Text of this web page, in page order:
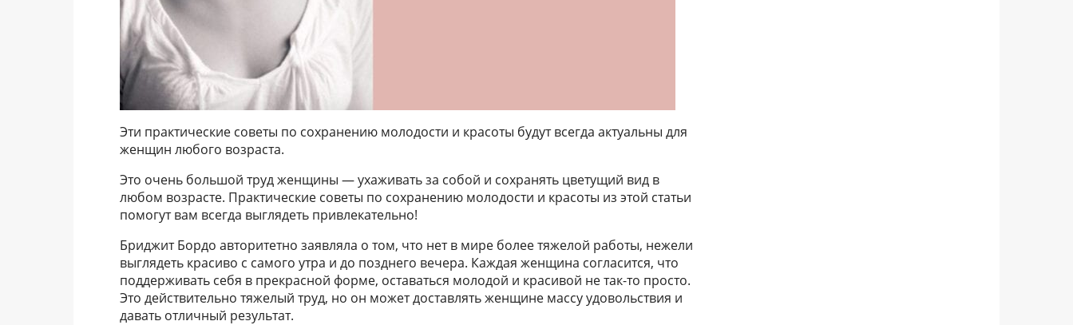
Эти практические советы по сохранению молодости и красоты будут всегда актуальны для
женщин любого возраста.
Это очень большой труд женщины — ухаживать за собой и сохранять цветущий вид в
любом возрасте. Практические советы по сохранению молодости и красоты из этой статьи
помогут вам всегда выглядеть привлекательно!
Бриджит Бордо авторитетно заявляла о том, что нет в мире более тяжелой работы, нежели
выглядеть красиво с самого утра и до позднего вечера. Каждая женщина согласится, что
поддерживать себя в прекрасной форме, оставаться молодой и красивой не так-то просто.
Это действительно тяжелый труд, но он может доставлять женщине массу удовольствия и
давать отличный результат.